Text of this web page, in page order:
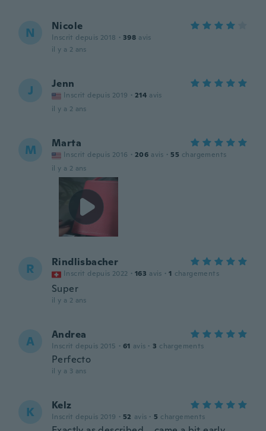
N Nicole
Inscrit depuis 2018 · 398 avis
il y a 2 ans
J Jenn
Inscrit depuis 2019 · 214 avis
il y a 2 ans
M Marta
Inscrit depuis 2016 · 206 avis · 55 chargements
il y a 2 ans
R Rindlisbacher
Inscrit depuis 2022 · 163 avis · 1 chargements
Super
il y a 2 ans
A Andrea
Inscrit depuis 2015 · 61 avis · 3 chargements
Perfecto
il y a 3 ans
K Kelz
Inscrit depuis 2019 · 52 avis · 5 chargements